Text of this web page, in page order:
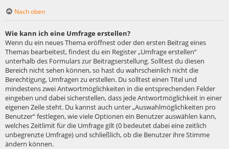
Nach oben
Wie kann ich eine Umfrage erstellen?
Wenn du ein neues Thema eröffnest oder den ersten Beitrag eines
Themas bearbeitest, findest du ein Register „Umfrage erstellen“
unterhalb des Formulars zur Beitragserstellung. Solltest du diesen
Bereich nicht sehen können, so hast du wahrscheinlich nicht die
Berechtigung, Umfragen zu erstellen. Du solltest einen Titel und
mindestens zwei Antwortmöglichkeiten in die entsprechenden Felder
eingeben und dabei sicherstellen, dass jede Antwortmöglichkeit in einer
eigenen Zeile steht. Du kannst auch unter „Auswahlmöglichkeiten pro
Benutzer“ festlegen, wie viele Optionen ein Benutzer auswählen kann,
welches Zeitlimit für die Umfrage gilt (0 bedeutet dabei eine zeitlich
unbegrenzte Umfrage) und schließlich, ob die Benutzer ihre Stimme
ändern können.